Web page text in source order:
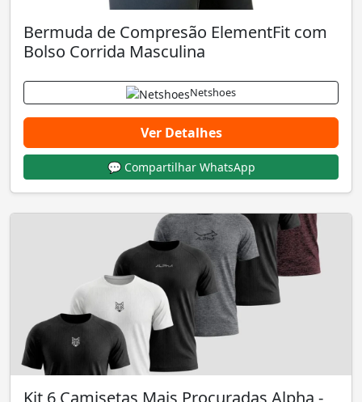
Bermuda de Compresão ElementFit com
Bolso Corrida Masculina
Netshoes
Ver Detalhes
💬 Compartilhar WhatsApp
Kit 6 Camisetas Mais Procuradas Alpha -